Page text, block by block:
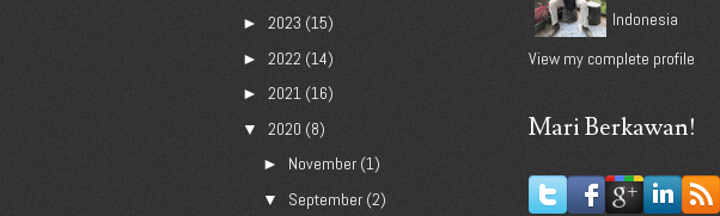
► 2023 (15)
► 2022 (14)
► 2021 (16)
▼ 2020 (8)
► November (1)
▼ September (2)
Indonesia
View my complete profile
Mari Berkawan!